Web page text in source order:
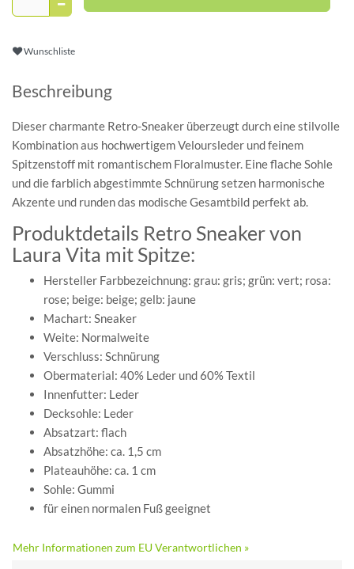
Wunschliste
Beschreibung
Dieser charmante Retro-Sneaker überzeugt durch eine stilvolle
Kombination aus hochwertigem Veloursleder und feinem
Spitzenstoff mit romantischem Floralmuster. Eine flache Sohle
und die farblich abgestimmte Schnürung setzen harmonische
Akzente und runden das modische Gesamtbild perfekt ab.
Produktdetails Retro Sneaker von
Laura Vita mit Spitze:
Hersteller Farbbezeichnung: grau: gris; grün: vert; rosa:
rose; beige: beige; gelb: jaune
Machart: Sneaker
Weite: Normalweite
Verschluss: Schnürung
Obermaterial: 40% Leder und 60% Textil
Innenfutter: Leder
Decksohle: Leder
Absatzart: flach
Absatzhöhe: ca. 1,5 cm
Plateauhöhe: ca. 1 cm
Sohle: Gummi
für einen normalen Fuß geeignet
Mehr Informationen zum EU Verantwortlichen »